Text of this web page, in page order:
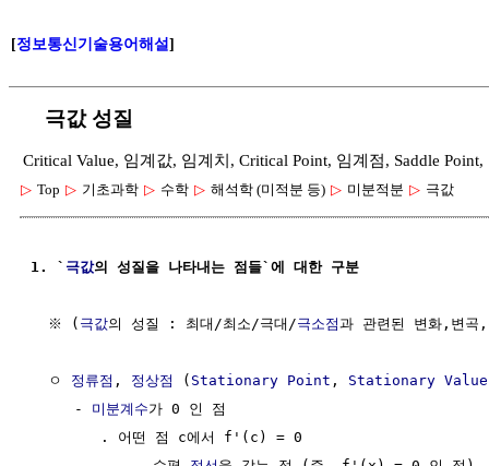
[정보통신기술용어해설]
극값 성질
Critical Value, 임계값, 임계치, Critical Point, 임계점, Saddle Point,
▷ Top ▷ 기초과학 ▷ 수학 ▷ 해석학 (미적분 등) ▷ 미분적분 ▷ 극값
1. ` 극값의 성질을 나타내는 점들`에 대한 구분
  ※ (
극값의 성질 : 최대/최소/극대/극소점과 관련된 변화,변곡
  ㅇ
정류점 , 정상점 ( Stationary Point , Stationary Value
     -
미분계수가 0 인 점
        . 어떤 점 c에서 f'(c) = 0